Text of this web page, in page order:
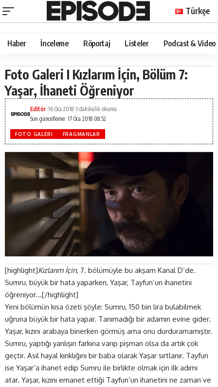
Türkçe
Haber İnceleme Röportaj Listeler Podcast & Video
Foto Galeri I Kızlarım İçin, Bölüm 7:
Yaşar, İhaneti Öğreniyor
Son güncelleme: 17 Oca 2018 08:52
Editör 16 Oca 2018 1 dakikalık okuma
FOTO GALERI FRAGMANLAR
[highlight]Kızlarım İçin, 7. bölümüyle bu akşam Kanal D’de.
Sumru, büyük bir hata yaparken, Yaşar, Tayfun’un ihanetini
öğreniyor…[/highlight]
Yeni bölümün kısa özeti şöyle: Sumru, 150 bin lira bulabilmek
uğruna büyük bir hata yapar. Tanımadığı bir adamın evine gider.
Yaşar, kızını arabaya binerken görmüş ama onu durduramamıştır.
Sumru, yaptığı yanlışın farkına varıp pişman olsa da artık çok
geçtir. Asıl hayal kırıklığını bir baba olarak Yaşar sırtlanır. Tayfun
ise Yaşar’a ihanet edip Sumru ile birlikte olmak için ilk adımı
atar. Yaşar, kızını emanet ettiği Tayfun’un ihanetini ne zaman ve